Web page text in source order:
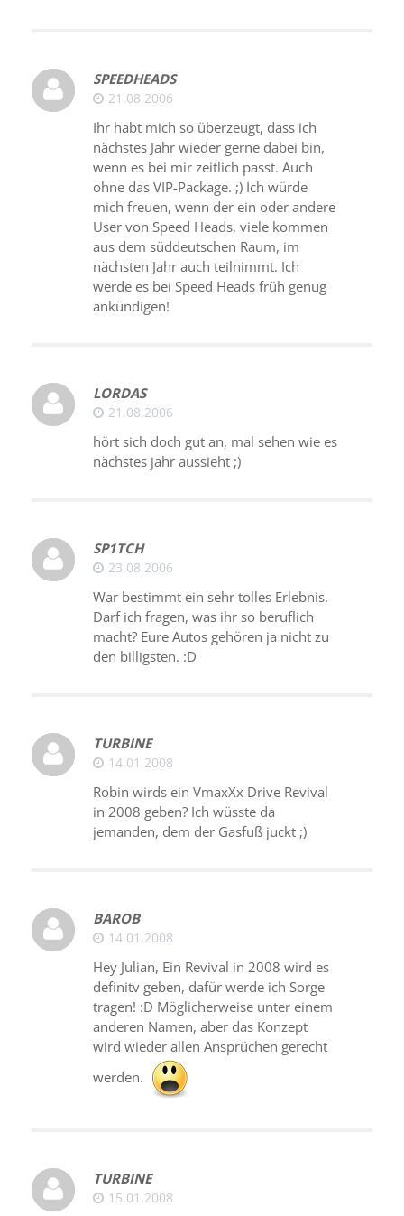
SPEEDHEADS
21.08.2006
Ihr habt mich so überzeugt, dass ich
nächstes Jahr wieder gerne dabei bin,
wenn es bei mir zeitlich passt. Auch
ohne das VIP-Package. ;) Ich würde
mich freuen, wenn der ein oder andere
User von Speed Heads, viele kommen
aus dem süddeutschen Raum, im
nächsten Jahr auch teilnimmt. Ich
werde es bei Speed Heads früh genug
ankündigen!
LORDAS
21.08.2006
hört sich doch gut an, mal sehen wie es
nächstes jahr aussieht ;)
SP1TCH
23.08.2006
War bestimmt ein sehr tolles Erlebnis.
Darf ich fragen, was ihr so beruflich
macht? Eure Autos gehören ja nicht zu
den billigsten. :D
TURBINE
14.01.2008
Robin wirds ein VmaxXx Drive Revival
in 2008 geben? Ich wüsste da
jemanden, dem der Gasfuß juckt ;)
BAROB
14.01.2008
Hey Julian, Ein Revival in 2008 wird es
definitv geben, dafür werde ich Sorge
tragen! :D Möglicherweise unter einem
anderen Namen, aber das Konzept
wird wieder allen Ansprüchen gerecht
werden.
TURBINE
15.01.2008